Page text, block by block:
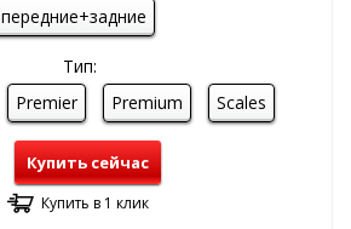
передние+задние
Тип:
Premier Premium Scales
Купить сейчас
Купить в 1 клик